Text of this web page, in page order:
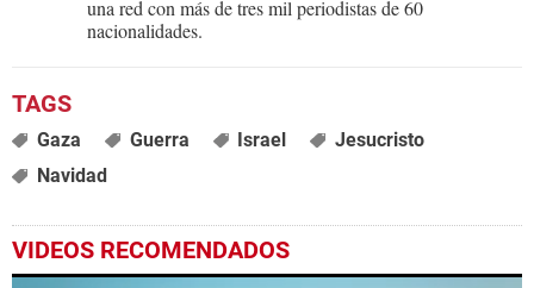
una red con más de tres mil periodistas de 60
nacionalidades.
Gaza Guerra Israel
Jesucristo
Navidad
VIDEOS RECOMENDADOS